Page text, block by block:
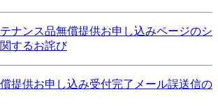
ナンス品無償提供お申し込みページのシ
するお詫び
提供お申し込み受付完了メール誤送信の